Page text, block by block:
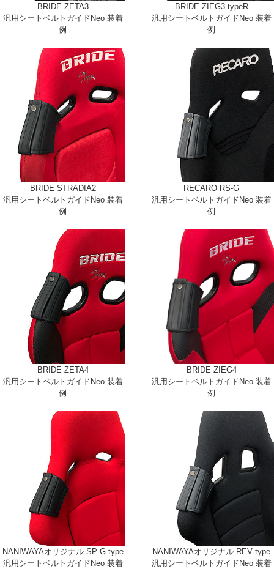
BRIDE ZETA3
汎用シートベルトガイドNeo 装着
例
BRIDE ZIEG3 typeR
汎用シートベルトガイドNeo 装着
例
BRIDE STRADIA2
汎用シートベルトガイドNeo 装着
例
RECARO RS-G
汎用シートベルトガイドNeo 装着
例
BRIDE ZETA4
汎用シートベルトガイドNeo 装着
例
BRIDE ZIEG4
汎用シートベルトガイドNeo 装着
例
NANIWAYAオリジナル SP-G type
汎用シートベルトガイドNeo 装着
NANIWAYAオリジナル REV type
汎用シートベルトガイドNeo 装着